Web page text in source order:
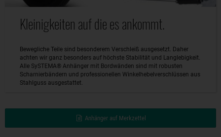
Kleinigkeiten auf die es ankommt.
Bewegliche Teile sind besonderem Verschleiß ausgesetzt. Daher
achten wir ganz besonders auf höchste Stabilität und Langlebigkeit.
Alle SySTEMA® Anhänger mit Bordwänden sind mit robusten
Scharnierbändern und professionellen Winkelhebelverschlüssen aus
Stahlguss ausgestattet.
Anhänger auf Merkzettel